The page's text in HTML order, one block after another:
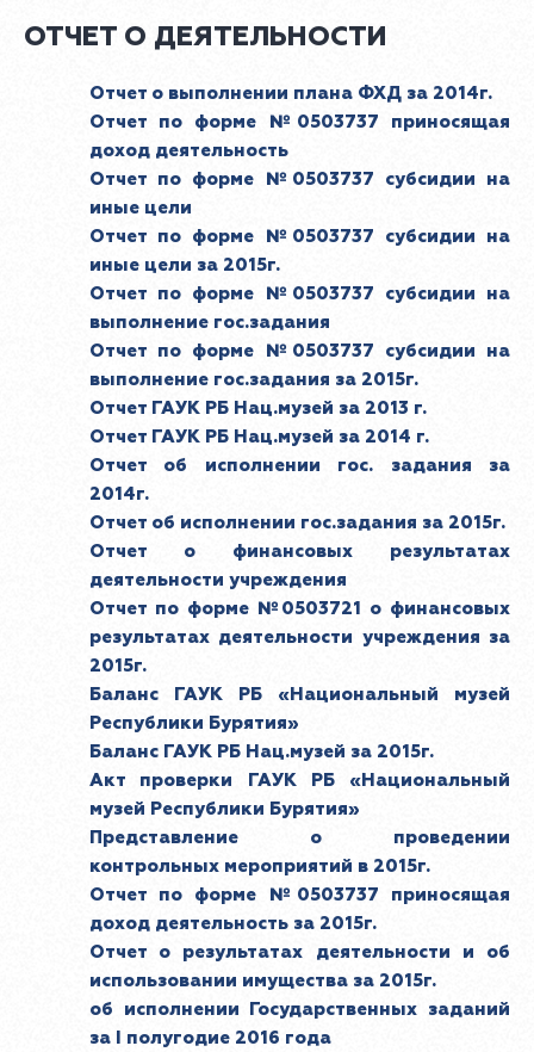
ОТЧЕТ О ДЕЯТЕЛЬНОСТИ
Отчет о выполнении плана ФХД за 2014г.
Отчет по форме №0503737 приносящая
доход деятельность
Отчет по форме №0503737 субсидии на
иные цели
Отчет по форме №0503737 субсидии на
иные цели за 2015г.
Отчет по форме №0503737 субсидии на
выполнение гос.задания
Отчет по форме №0503737 субсидии на
выполнение гос.задания за 2015г.
Отчет ГАУК РБ Нац.музей за 2013 г.
Отчет ГАУК РБ Нац.музей за 2014 г.
Отчет об исполнении гос. задания за
2014г.
Отчет об исполнении гос.задания за 2015г.
Отчет о финансовых результатах
деятельности учреждения
Отчет по форме №0503721 о финансовых
результатах деятельности учреждения за
2015г.
Баланс ГАУК РБ «Национальный музей
Республики Бурятия»
Баланс ГАУК РБ Нац.музей за 2015г.
Акт проверки ГАУК РБ «Национальный
музей Республики Бурятия»
Представление о проведении
контрольных мероприятий в 2015г.
Отчет по форме №0503737 приносящая
доход деятельность за 2015г.
Отчет о результатах деятельности и об
использовании имущества за 2015г.
об исполнении Государственных заданий
за I полугодие 2016 года